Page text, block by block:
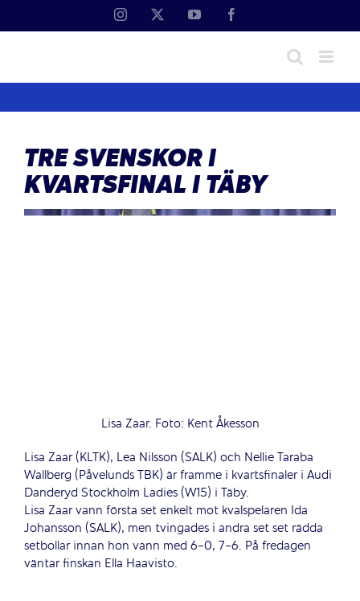
Instagram YouTube
TRE SVENSKOR I
KVARTSFINAL I TÄBY
Lisa Zaar. Foto: Kent Åkesson
Lisa Zaar (KLTK), Lea Nilsson (SALK) och Nellie Taraba
Wallberg (Påvelunds TBK) är framme i kvartsfinaler i Audi
Danderyd Stockholm Ladies (W15) i Täby.
Lisa Zaar vann första set enkelt mot kvalspelaren Ida
Johansson (SALK), men tvingades i andra set set rädda
setbollar innan hon vann med 6-0, 7-6. På fredagen
väntar finskan Ella Haavisto.